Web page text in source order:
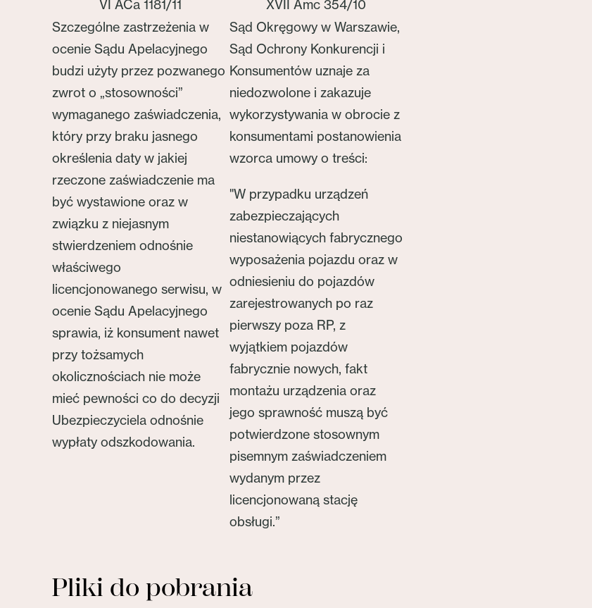
VI ACa 1181/11
XVII Amc 354/10
Szczególne zastrzeżenia w
ocenie Sądu Apelacyjnego
budzi użyty przez pozwanego
zwrot o „stosowności”
wymaganego zaświadczenia,
który przy braku jasnego
określenia daty w jakiej
rzeczone zaświadczenie ma
być wystawione oraz w
związku z niejasnym
stwierdzeniem odnośnie
właściwego
licencjonowanego serwisu, w
ocenie Sądu Apelacyjnego
sprawia, iż konsument nawet
przy tożsamych
okolicznościach nie może
mieć pewności co do decyzji
Ubezpieczyciela odnośnie
wypłaty odszkodowania.
Sąd Okręgowy w Warszawie,
Sąd Ochrony Konkurencji i
Konsumentów uznaje za
niedozwolone i zakazuje
wykorzystywania w obrocie z
konsumentami postanowienia
wzorca umowy o treści:
"W przypadku urządzeń
zabezpieczających
niestanowiących fabrycznego
wyposażenia pojazdu oraz w
odniesieniu do pojazdów
zarejestrowanych po raz
pierwszy poza RP, z
wyjątkiem pojazdów
fabrycznie nowych, fakt
montażu urządzenia oraz
jego sprawność muszą być
potwierdzone stosownym
pisemnym zaświadczeniem
wydanym przez
licencjonowaną stację
obsługi.”
Pliki do pobrania